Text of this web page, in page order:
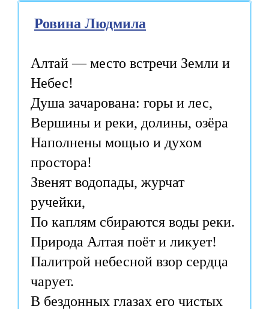
Ровина Людмила
Алтай — место встречи Земли и
Небес!
Душа зачарована: горы и лес,
Вершины и реки, долины, озёра
Наполнены мощью и духом
простора!
Звенят водопады, журчат
ручейки,
По каплям сбираются воды реки.
Природа Алтая поёт и ликует!
Палитрой небесной взор сердца
чарует.
В бездонных глазах его чистых